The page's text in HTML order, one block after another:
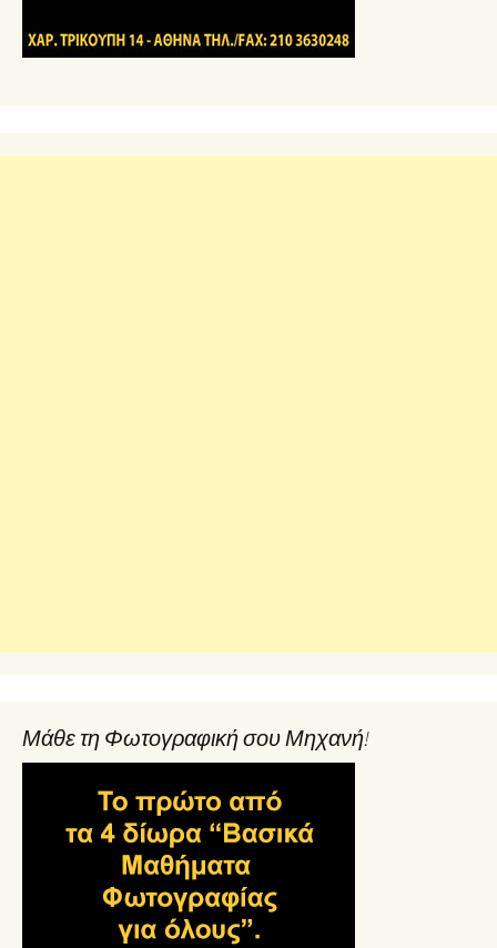
Μάθε τη Φωτογραφική σου Μηχανή!